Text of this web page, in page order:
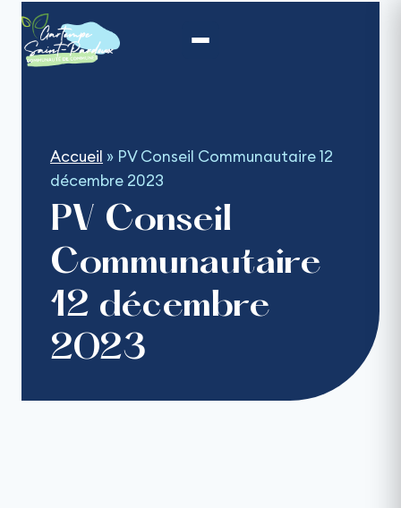
contenu
Accueil » PV Conseil Communautaire 12
décembre 2023
PV Conseil
Communautaire
12 décembre
2023